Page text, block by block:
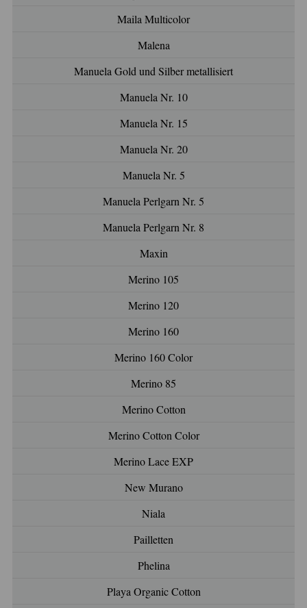
Maila Multicolor
Malena
Manuela Gold und Silber metallisiert
Manuela Nr. 10
Manuela Nr. 15
Manuela Nr. 20
Manuela Nr. 5
Manuela Perlgarn Nr. 5
Manuela Perlgarn Nr. 8
Maxin
Merino 105
Merino 120
Merino 160
Merino 160 Color
Merino 85
Merino Cotton
Merino Cotton Color
Merino Lace EXP
New Murano
Niala
Pailletten
Phelina
Playa Organic Cotton